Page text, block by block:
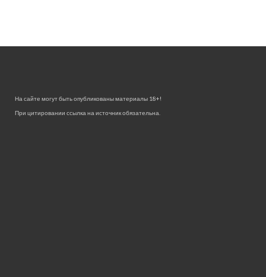
На сайте могут быть опубликованы материалы 18+!
При цитировании ссылка на источник обязательна.